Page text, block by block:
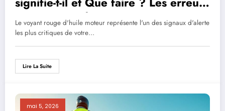
qui peuvent détruire votre moteur
Le voyant rouge d'huile moteur représente l'un des signaux d'alerte
les plus critiques de votre…
Lire La Suite
mai 5, 2026